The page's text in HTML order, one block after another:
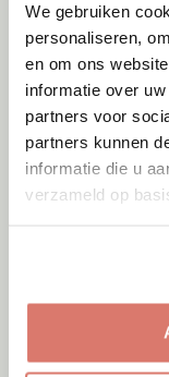
We gebruiken
personaliseren,
en om ons
informatie over
partners voor
partners kunnen
informatie die u
verzameld op
Adoptie 06-08-2026
Luna
Spanje